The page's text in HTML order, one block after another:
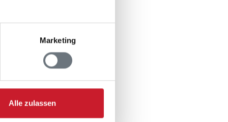
Marketing
Alle zulassen